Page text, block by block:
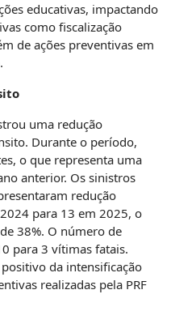
educativas, impactando
como fiscalização
de ações preventivas em
uma redução
Durante o período,
o que representa uma
anterior. Os sinistros
redução
para 13 em 2025, o
38%. O número de
para 3 vítimas fatais.
da intensificação
realizadas pela PRF